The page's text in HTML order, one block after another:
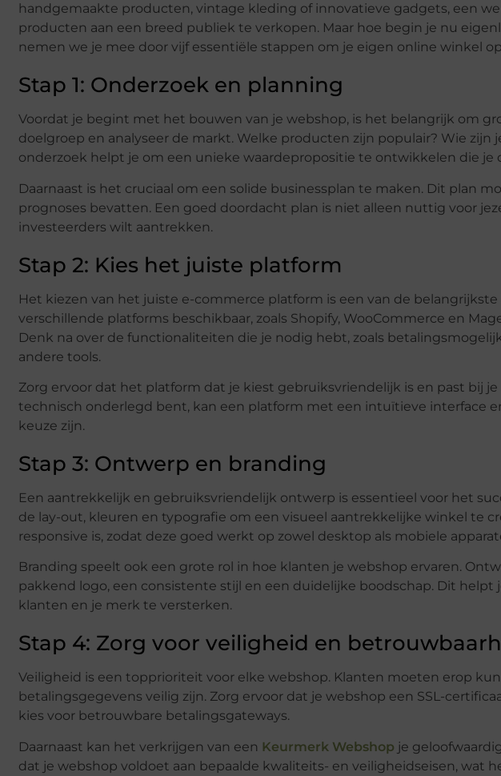
handgemaakte producten, vintage kleding of innovatieve gadgets, een
producten aan een breed publiek te verkopen. Maar hoe begin je nu
nemen we je mee door vijf essentiële stappen om je eigen online winkel
Stap 1: Onderzoek en planning
Voordat je begint met het bouwen van je webshop, is het belangrijk om
doelgroep en analyseer de markt. Welke producten zijn populair? Wie
onderzoek helpt je om een unieke waardepropositie te ontwikkelen die je
Daarnaast is het cruciaal om een solide businessplan te maken. Dit plan
prognoses bevatten. Een goed doordacht plan is niet alleen nuttig voor
investeerders wilt aantrekken.
Stap 2: Kies het juiste platform
Het kiezen van het juiste e-commerce platform is een van de
verschillende platforms beschikbaar, zoals Shopify, WooCommerce en
Denk na over de functionaliteiten die je nodig hebt, zoals
andere tools.
Zorg ervoor dat het platform dat je kiest gebruiksvriendelijk is en past bij
technisch onderlegd bent, kan een platform met een intuïtieve interface
keuze zijn.
Stap 3: Ontwerp en branding
Een aantrekkelijk en gebruiksvriendelijk ontwerp is essentieel voor het
de lay-out, kleuren en typografie om een visueel aantrekkelijke winkel te
responsive is, zodat deze goed werkt op zowel desktop als mobiele
Branding speelt ook een grote rol in hoe klanten je webshop ervaren.
pakkend logo, een consistente stijl en een duidelijke boodschap. Dit
klanten en je merk te versterken.
Stap 4: Zorg voor veiligheid en
Veiligheid is een topprioriteit voor elke webshop. Klanten moeten erop
betalingsgegevens veilig zijn. Zorg ervoor dat je webshop een SSL-
kies voor betrouwbare betalingsgateways.
Daarnaast kan het verkrijgen van een Keurmerk Webshop je
dat je webshop voldoet aan bepaalde kwaliteits- en veiligheidseisen, wat